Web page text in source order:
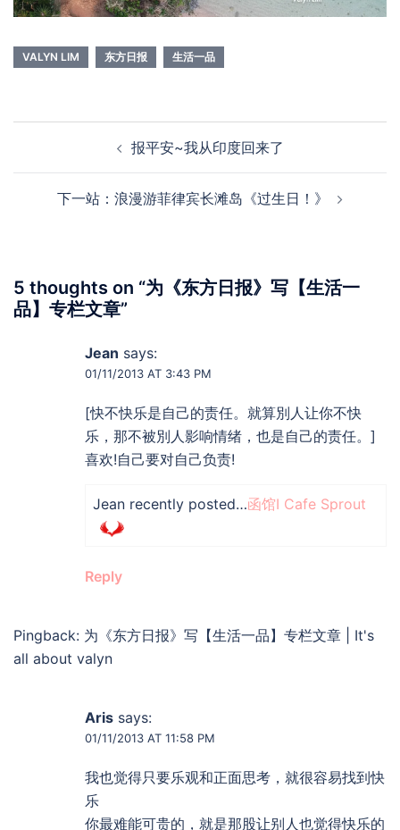
VALYN LIM 东方日报 生活一品
navigation 报平安~我从印度回来了
下一站：浪漫游菲律宾长滩岛《过生日！》
5 thoughts on “为《东方日报》写【生活一
品】专栏文章”
Jean says:
01/11/2013 AT 3:43 PM
[快不快乐是自己的责任。就算別人让你不快
乐，那不被別人影响情绪，也是自己的责任。]
喜欢!自己要对自己负责!
Jean recently posted…函馆I Cafe Sprout
Reply
Pingback: 为《东方日报》写【生活一品】专栏文章 | It's
all about valyn
Aris says:
01/11/2013 AT 11:58 PM
我也觉得只要乐观和正面思考，就很容易找到快
乐
你最难能可贵的，就是那股让别人也觉得快乐的